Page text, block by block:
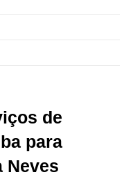
de
para
Neves